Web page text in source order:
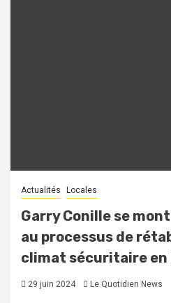
Actualités Locales
Garry Conille se
au processus de
climat sécuritaire en
29 juin 2024 Le Quotidien News